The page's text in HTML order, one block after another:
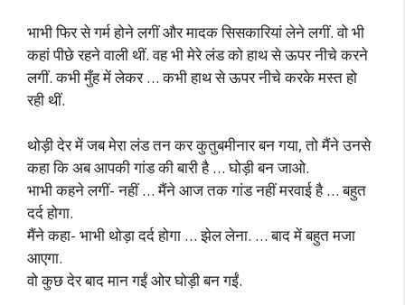
भाभी फिर से गर्म होने लगीं और मादक सिसकारियां लेने लगीं. वो भी
कहां पीछे रहने वाली थीं. वह भी मेरे लंड को हाथ से ऊपर नीचे करने
लगीं. कभी मुँह में लेकर … कभी हाथ से ऊपर नीचे करके मस्त हो
रही थीं.
थोड़ी देर में जब मेरा लंड तन कर कुतुबमीनार बन गया, तो मैंने उनसे
कहा कि अब आपकी गांड की बारी है … घोड़ी बन जाओ.
भाभी कहने लगीं- नहीं … मैंने आज तक गांड नहीं मरवाई है … बहुत
दर्द होगा.
मैंने कहा- भाभी थोड़ा दर्द होगा … झेल लेना. … बाद में बहुत मजा
आएगा.
वो कुछ देर बाद मान गईं ओर घोड़ी बन गईं.